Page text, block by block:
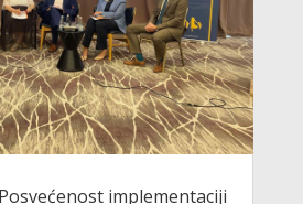
implementaciji